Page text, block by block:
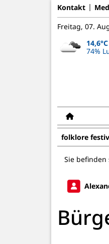
Kontakt
Freitag, 07.
14,6°C
74%
folklore
Sie befinden